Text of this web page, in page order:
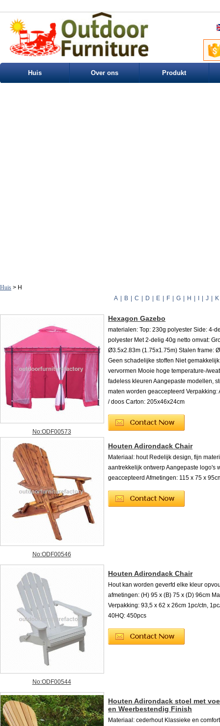
Huis Over ons Produkt
Huis > H
A
B C D E F G H J K
No:ODF00573
Hexagon Gazebo
materialen: Top: 230g polyester Side: 4-
polyester Met 2-delig 40g netto omvat:
Ø3.5x2.83m (1.75x1.75m) Stalen frame:
Geen schadelijke stoffen Niet
vervormen Mooie hoge temperature-/
fadeless kleuren Aangepaste modellen,
maten worden geaccepteerd Verpakking:
/ doos Carton: 205x46x24cm
No:ODF00546
Houten Adirondack Chair
Materiaal: hout Redelijk design, fijn
aantrekkelijk ontwerp Aangepaste logo's
geaccepteerd Afmetingen: 115 x 75 x
No:ODF00544
Houten Adirondack Chair
Hout kan worden geverfd elke kleur
afmetingen: (H) 95 x (B) 75 x (D) 96cm
Verpakking: 93,5 x 62 x 26cm 1pc/ctn,
40HQ: 450pcs
Houten Adirondack stoel met
en Weerbestendig Finish
Materiaal: cederhout Klassieke en